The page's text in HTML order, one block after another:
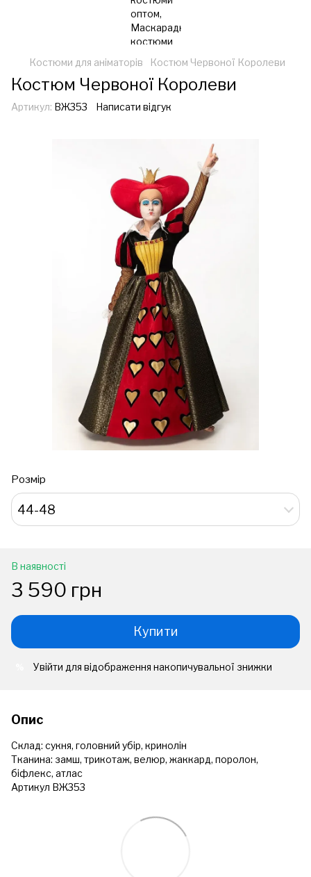
Костюми для аніматорів Костюм Червоної Королеви
Костюм Червоної Королеви
Артикул: ВЖ353 Написати відгук
Розмір
44-48
В наявності
3 590 грн
Купити
Увійти для відображення накопичувальної знижки
Опис
Склад: сукня, головний убір, кринолін
Тканина: замш, трикотаж, велюр, жаккард, поролон,
біфлекс, атлас
Артикул ВЖ353